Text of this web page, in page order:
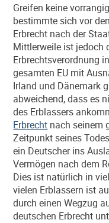
Greifen keine
bestimmte sich vor
Erbrecht nach der
Mittlerweile ist jedoch
Erbrechtsverordnung
gesamten EU mit
Irland und Dänemark
abweichend, dass es
des Erblassers
Erbrecht nach seinem
Zeitpunkt seines
ein Deutscher ins
Vermögen nach dem
Dies ist natürlich in
vielen Erblassern ist
durch einen Wegzug
deutschen Erbrecht